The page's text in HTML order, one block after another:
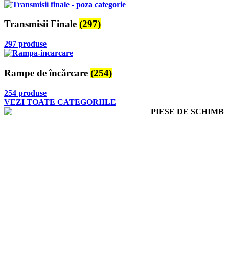
Transmisii Finale (297)
297 produse
Rampe de încărcare (254)
254 produse
VEZI TOATE CATEGORIILE